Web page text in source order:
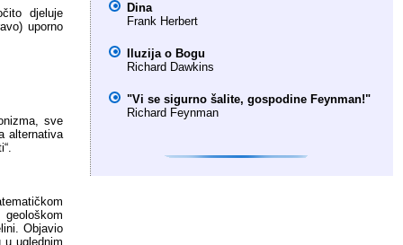
djeluje
uporno
sve
alternativa
Objavio
uglednim
Dina
Frank Herbert
Iluzija o Bogu
Richard Dawkins
"Vi se sigurno šalite, gospodine Feynman!"
Richard Feynman